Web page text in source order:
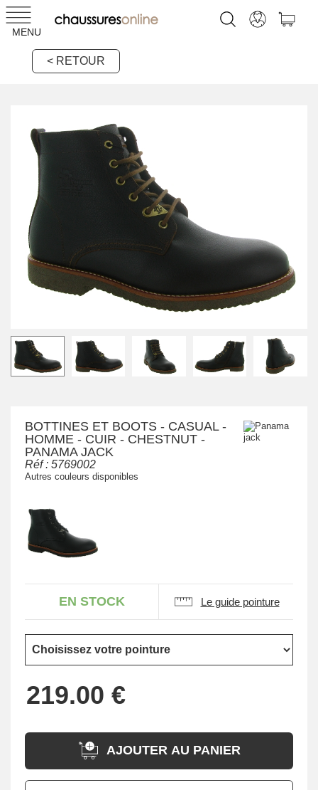
MENU
< RETOUR
BOTTINES ET BOOTS - CASUAL -
HOMME - CUIR - CHESTNUT -
PANAMA JACK
Réf : 5769002
Autres couleurs disponibles
EN STOCK Le guide pointure
AJOUTER AU PANIER